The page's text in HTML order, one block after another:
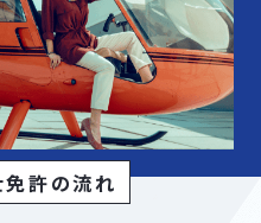
許の流れ